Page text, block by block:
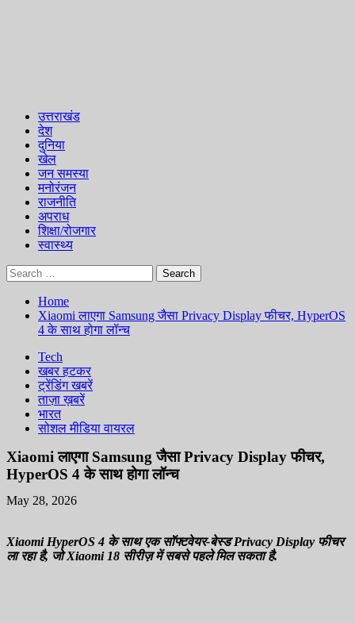
उत्तराखंड
देश
दुनिया
खेल
जन समस्या
मनोरंजन
राजनीति
अपराध
शिक्षा/रोजगार
स्वास्थ्य
Search
for:
Home
Xiaomi लाएगा Samsung जैसा Privacy Display फीचर, HyperOS
4 के साथ होगा लॉन्च
Tech
खबर हटकर
ट्रेंडिंग खबरें
ताज़ा ख़बरें
भारत
सोशल मीडिया वायरल
Xiaomi लाएगा Samsung जैसा Privacy Display फीचर,
HyperOS 4 के साथ होगा लॉन्च
May 28, 2026
Xiaomi HyperOS 4 के साथ एक सॉफ्टवेयर-बेस्ड Privacy Display फीचर
ला रहा है, जो Xiaomi 18 सीरीज़ में सबसे पहले मिल सकता है.